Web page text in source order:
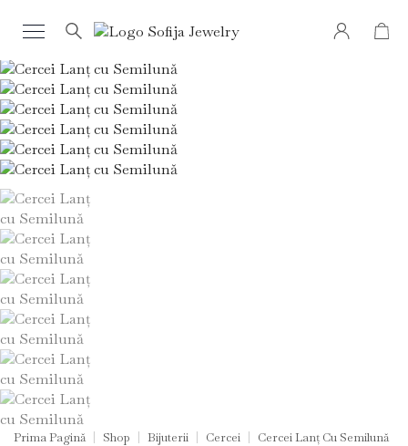
Search
for:
Prima Pagină Shop Bijuterii Cercei Cercei Lanț Cu Semilună